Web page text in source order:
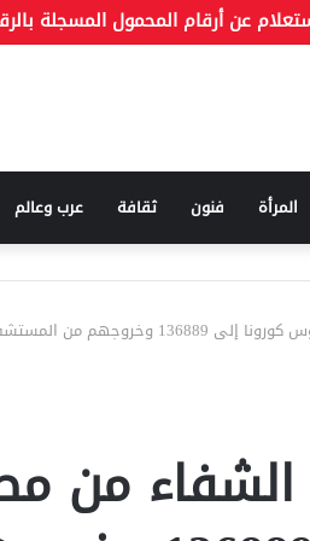
المرأة فنون ثقافة عرب وعالم
من المستشفيات
الشفاء من